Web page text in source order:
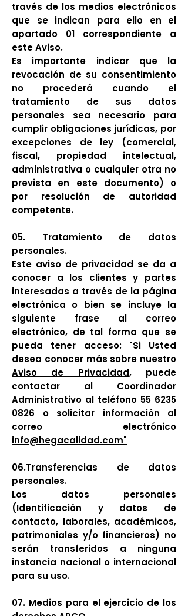
través de los medios electrónicos
que se indican para ello en el
apartado 01 correspondiente a
este Aviso.
Es importante indicar que la
revocación de su consentimiento
no procederá cuando el
tratamiento de sus datos
personales sea necesario para
cumplir obligaciones jurídicas, por
excepciones de ley (comercial,
fiscal, propiedad intelectual,
administrativa o cualquier otra no
prevista en este documento) o
por resolución de autoridad
competente.
05. Tratamiento de datos
personales.
Este aviso de privacidad se da a
conocer a los clientes y partes
interesadas a través de la página
electrónica o bien se incluye la
siguiente frase al correo
electrónico, de tal forma que se
pueda tener acceso: "Si Usted
desea conocer más sobre nuestro
Aviso de Privacidad, puede
contactar al Coordinador
Administrativo al teléfono 55 6235
0826 o solicitar información al
correo electrónico
info@hegacalidad.com"
06.Transferencias de datos
personales.
Los datos personales
(Identificación y datos de
contacto, laborales, académicos,
patrimoniales y/o financieros) no
serán transferidos a ninguna
instancia nacional o internacional
para su uso.
07. Medios para el ejercicio de los